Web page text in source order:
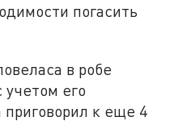
погасить
в робе
его
приговорил к еще 4